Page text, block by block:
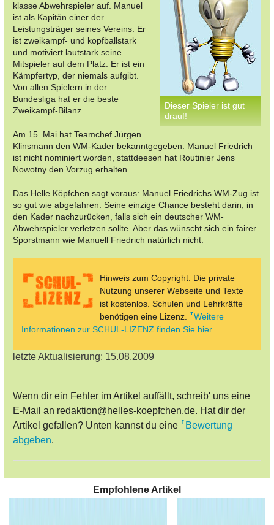
Dieser Spieler ist gut
drauf!
klasse Abwehrspieler auf. Manuel
ist als Kapitän einer der
Leistungsträger seines Vereins. Er
ist zweikampf- und kopfballstark
und motiviert lautstark seine
Mitspieler auf dem Platz. Er ist ein
Kämpfertyp, der niemals aufgibt.
Von allen Spielern in der
Bundesliga hat er die beste
Zweikampf-Bilanz.
Am 15. Mai hat Teamchef Jürgen
Klinsmann den WM-Kader bekanntgegeben. Manuel Friedrich
ist nicht nominiert worden, stattdeesen hat Routinier Jens
Nowotny den Vorzug erhalten.
Das Helle Köpfchen sagt voraus: Manuel Friedrichs WM-Zug ist
so gut wie abgefahren. Seine einzige Chance besteht darin, in
den Kader nachzurücken, falls sich ein deutscher WM-
Abwehrspieler verletzen sollte. Aber das wünscht sich ein fairer
Sporstmann wie Manuell Friedrich natürlich nicht.
Hinweis zum Copyright: Die private
Nutzung unserer Webseite und Texte
ist kostenlos. Schulen und Lehrkräfte
benötigen eine Lizenz.
Weitere
Informationen zur SCHUL-LIZENZ finden Sie hier.
letzte Aktualisierung: 15.08.2009
Wenn dir ein Fehler im Artikel auffällt, schreib' uns eine
E-Mail an redaktion@helles-koepfchen.de. Hat dir der
Artikel gefallen? Unten kannst du eine
Bewertung
abgeben.
Empfohlene Artikel